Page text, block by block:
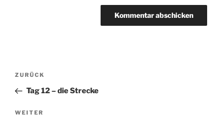
Beitragsnavigation
Vorheriger
Beitrag
ZURÜCK
Tag 12 – die Strecke
Nächster
WEITER